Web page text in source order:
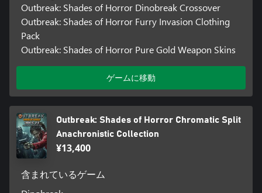
Outbreak: Shades of Horror Dinobreak Crossover
Outbreak: Shades of Horror Furry Invasion Clothing
Pack
Outbreak: Shades of Horror Pure Gold Weapon Skins
ゲームに移動
Outbreak: Shades of Horror Chromatic Split
Anachronistic Collection
¥13,400
含まれているゲーム